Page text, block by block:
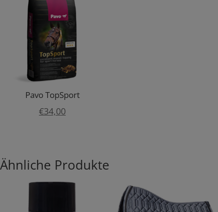
Pavo TopSport
€34,00
Ähnliche Produkte